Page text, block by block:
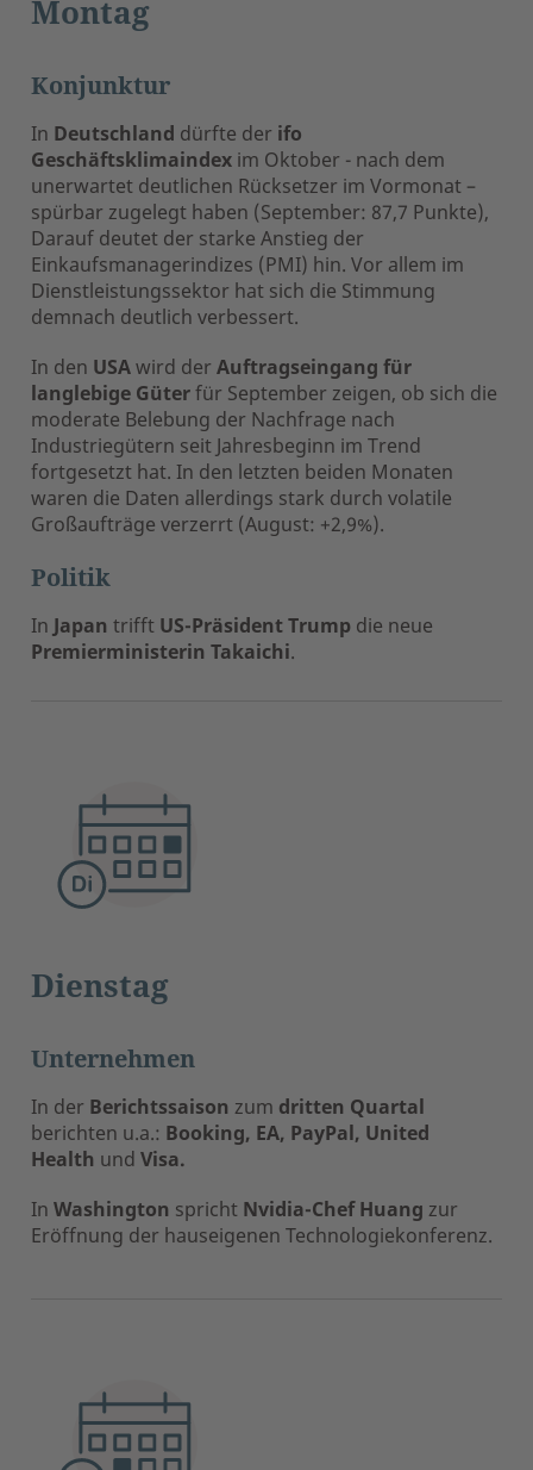
Montag
Konjunktur
In Deutschland dürfte der ifo
Geschäftsklimaindex im Oktober - nach dem
unerwartet deutlichen Rücksetzer im Vormonat –
spürbar zugelegt haben (September: 87,7 Punkte),
Darauf deutet der starke Anstieg der
Einkaufsmanagerindizes (PMI) hin. Vor allem im
Dienstleistungssektor hat sich die Stimmung
demnach deutlich verbessert.
In den USAwird der Auftragseingang für
langlebige Güterfür September zeigen, ob sich die
moderate Belebung der Nachfrage nach
Industriegütern seit Jahresbeginn im Trend
fortgesetzt hat. In den letzten beiden Monaten
waren die Daten allerdings stark durch volatile
Großaufträge verzerrt (August: +2,9%).
Politik
In Japan trifft US-Präsident Trump die neue
Premierministerin Takaichi.
Dienstag
Unternehmen
In der Berichtssaison zum dritten Quartal
berichten u.a.: Booking, EA, PayPal, United
Health und Visa.
In Washington spricht Nvidia-Chef Huang zur
Eröffnung der hauseigenen Technologiekonferenz.